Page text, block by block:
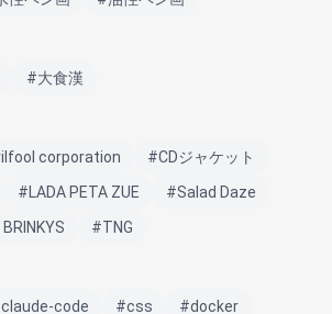
#大食漢
corporation
#CDジャケット
#LADA PETA ZUE
#Salad Daze
#TNG
code #css
#docker